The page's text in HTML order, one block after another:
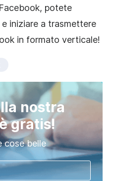
potete
iniziare a trasmettere
in formato verticale!
nostra
gratis!
cose belle